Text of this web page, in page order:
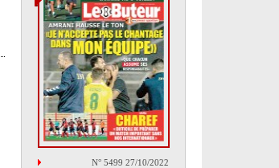
N° 5499 27/10/2022